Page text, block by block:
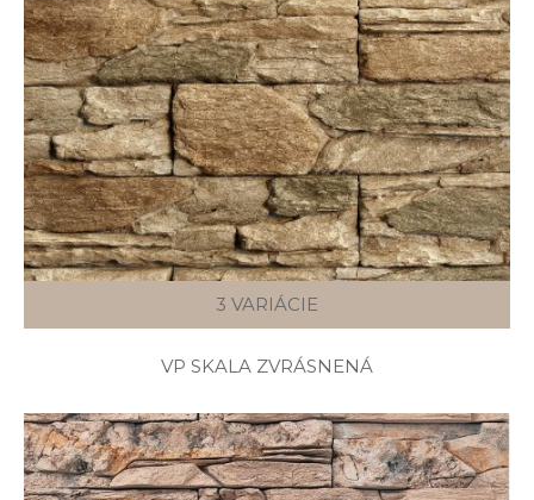
3 VARIÁCIE
VP SKALA ZVRÁSNENÁ